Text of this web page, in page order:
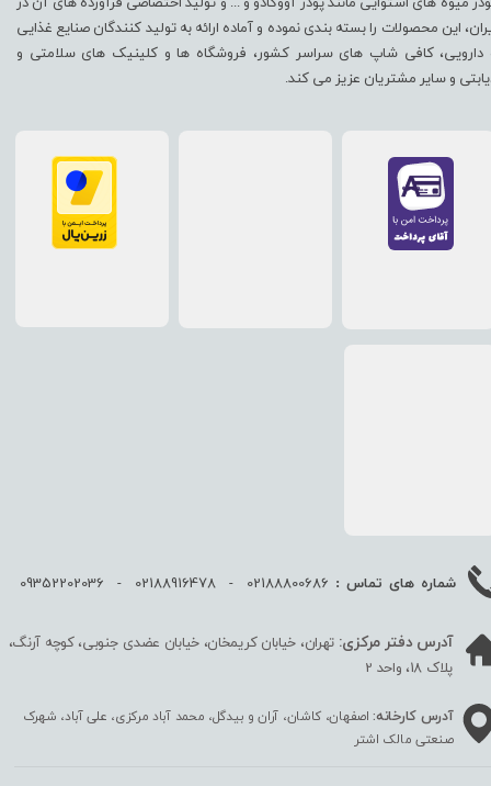
این محصولات را بسته بندی نموده و آماده ارائه به تولید کنندگان صنایع غذایی
دارویی، کافی شاپ های سراسر کشور، فروشگاه ها و کلینیک های سلامتی و
و سایر مشتریان عزیز می کند.
شماره های تماس :
آدرس دفتر مرکزی: تهران، خیابان کریمخان، خیابان عضدی جنوبی، کوچه آرنگ،
پلاک 18، واحد 2
آدرس کارخانه: اصفهان، کاشان، آران و بیدگل، محمد آباد مرکزی، علی آباد، شهرک
صنعتی مالک اشتر